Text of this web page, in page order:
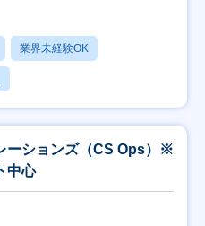
業界未経験OK
ーションズ（CS Ops）※
中心